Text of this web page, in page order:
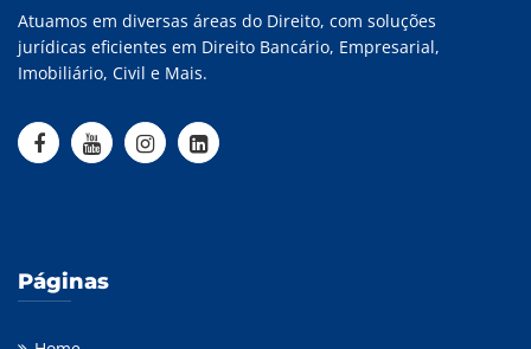
Atuamos em diversas áreas do Direito, com soluções
jurídicas eficientes em Direito Bancário, Empresarial,
Imobiliário, Civil e Mais.
Páginas